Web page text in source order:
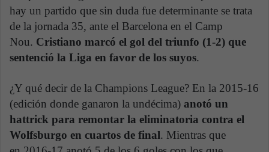
hay un partido que sin duda fue determinante se trata
de la jornada 35, ante el Barcelona en el Camp
Nou. Cristiano marcó el gol del triunfo (1-2) que
sentenció la Liga en favor de los suyos.
¿Y qué decir de la Champions League? En la 2015-16
(edición donde ganaron la undécima) anotó un
hattrick para remontar la eliminatoria contra el
Wolfsburgo en cuartos de final. Mientras que